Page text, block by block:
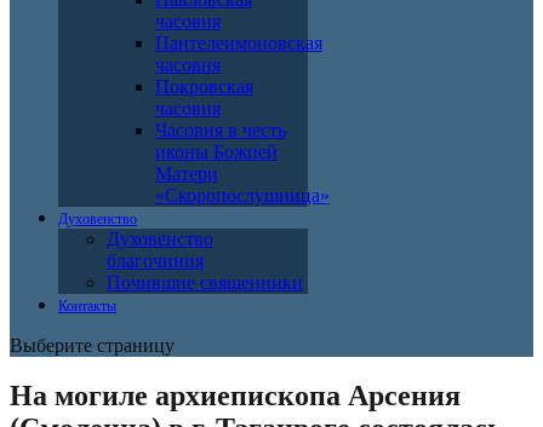
часовня
Пантелеимоновская
часовня
Покровская
часовня
Часовня в честь
иконы Божией
Матери
«Скоропослушница»
Духовенство
Духовенство
благочиния
Почившие священники
Контакты
Выберите страницу
На могиле архиепископа Арсения